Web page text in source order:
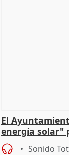
El
energía solar"
Sonido